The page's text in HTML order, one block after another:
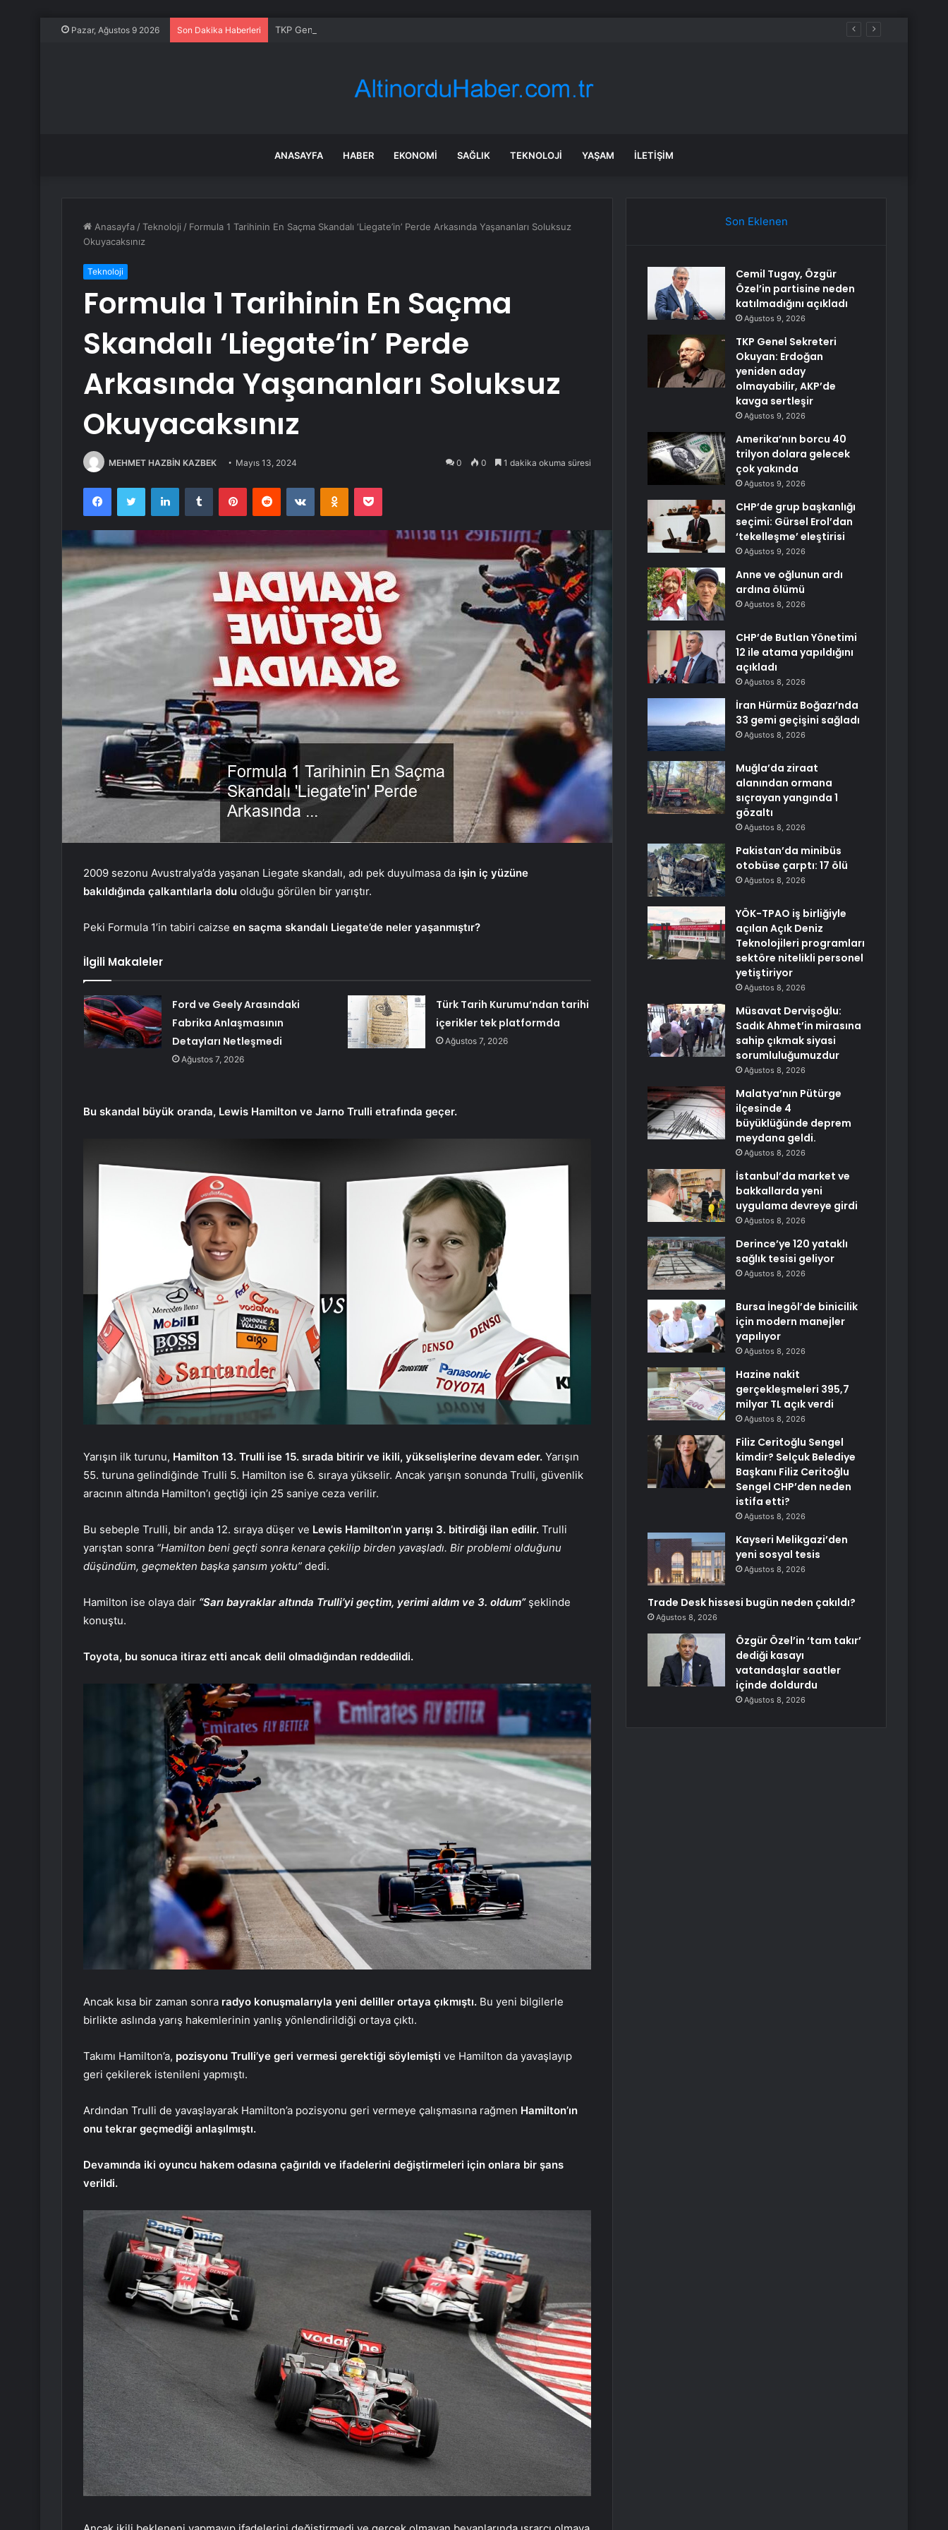
Pazar, Ağustos 9 2026 Son Dakika Haberleri TKP Genel Sekreteri Okuyan: Erdoğan yeniden aday olmayabilir, AKP’de kavga sertleşir
ANASAYFA HABER EKONOMI SAĞLIK TEKNOLOJI YAŞAM İLETIŞIM
Anasayfa /Teknoloji / Formula 1 Tarihinin En Saçma Skandalı ‘Liegate’in’ Perde Arkasında Yaşananları Soluksuz
Okuyacaksınız
Teknoloji
Formula 1 Tarihinin En Saçma
Skandalı ‘Liegate’in’ Perde
Arkasında Yaşananları Soluksuz
Okuyacaksınız
MEHMET HAZBİN KAZBEK Mayıs 13, 2024 0 0 1 dakika okuma süresi
FacebookTwitter LinkedInTumblr PinterestReddit VKontakteOdnoklassniki
Pocket
2009 sezonu Avustralya’da yaşanan Liegate skandalı, adı pek duyulmasa da işin iç yüzüne
bakıldığında çalkantılarla dolu olduğu görülen bir yarıştır.
Peki Formula 1’in tabiri caizse en saçma skandalı Liegate’de neler yaşanmıştır?
İlgili Makaleler
Ford ve Geely Arasındaki
Fabrika Anlaşmasının
Detayları Netleşmedi
Ağustos 7, 2026
Türk Tarih Kurumu’ndan tarihi
içerikler tek platformda
Ağustos 7, 2026
Bu skandal büyük oranda, Lewis Hamilton ve Jarno Trulli etrafında geçer.
Yarışın ilk turunu, Hamilton 13. Trulli ise 15. sırada bitirir ve ikili, yükselişlerine devam eder. Yarışın
55. turuna gelindiğinde Trulli 5. Hamilton ise 6. sıraya yükselir. Ancak yarışın sonunda Trulli, güvenlik
aracının altında Hamilton’ı geçtiği için 25 saniye ceza verilir.
Bu sebeple Trulli, bir anda 12. sıraya düşer ve Lewis Hamilton’ın yarışı 3. bitirdiği ilan edilir. Trulli
yarıştan sonra “Hamilton beni geçti sonra kenara çekilip birden yavaşladı. Bir problemi olduğunu
düşündüm, geçmekten başka şansım yoktu” dedi.
Hamilton ise olaya dair “Sarı bayraklar altında Trulli’yi geçtim, yerimi aldım ve 3. oldum”şeklinde
konuştu.
Toyota, bu sonuca itiraz etti ancak delil olmadığından reddedildi.
Ancak kısa bir zaman sonra radyo konuşmalarıyla yeni deliller ortaya çıkmıştı. Bu yeni bilgilerle
birlikte aslında yarış hakemlerinin yanlış yönlendirildiği ortaya çıktı.
Takımı Hamilton’a, pozisyonu Trulli’ye geri vermesi gerektiği söylemişti ve Hamilton da yavaşlayıp
geri çekilerek istenileni yapmıştı.
Ardından Trulli de yavaşlayarak Hamilton’a pozisyonu geri vermeye çalışmasına rağmen Hamilton’ın
onu tekrar geçmediği anlaşılmıştı.
Devamında iki oyuncu hakem odasına çağırıldı ve ifadelerini değiştirmeleri için onlara bir şans
verildi.
Son Eklenen
Cemil Tugay, Özgür
Özel’in partisine neden
katılmadığını açıkladı
Ağustos 9, 2026
TKP Genel Sekreteri
Okuyan: Erdoğan
yeniden aday
olmayabilir, AKP’de
kavga sertleşir
Ağustos 9, 2026
Amerika’nın borcu 40
trilyon dolara gelecek
çok yakında
Ağustos 9, 2026
CHP’de grup başkanlığı
seçimi: Gürsel Erol’dan
‘tekelleşme’ eleştirisi
Ağustos 9, 2026
Anne ve oğlunun ardı
ardına ölümü
Ağustos 8, 2026
CHP’de Butlan Yönetimi
12 ile atama yapıldığını
açıkladı
Ağustos 8, 2026
İran Hürmüz Boğazı’nda
33 gemi geçişini sağladı
Ağustos 8, 2026
Muğla’da ziraat
alanından ormana
sıçrayan yangında 1
gözaltı
Ağustos 8, 2026
Pakistan’da minibüs
otobüse çarptı: 17 ölü
Ağustos 8, 2026
YÖK-TPAO iş birliğiyle
açılan Açık Deniz
Teknolojileri programları
sektöre nitelikli personel
yetiştiriyor
Ağustos 8, 2026
Müsavat Dervişoğlu:
Sadık Ahmet’in mirasına
sahip çıkmak siyasi
sorumluluğumuzdur
Ağustos 8, 2026
Malatya’nın Pütürge
ilçesinde 4
büyüklüğünde deprem
meydana geldi.
Ağustos 8, 2026
İstanbul’da market ve
bakkallarda yeni
uygulama devreye girdi
Ağustos 8, 2026
Derince’ye 120 yataklı
sağlık tesisi geliyor
Ağustos 8, 2026
Bursa İnegöl’de binicilik
için modern manejler
yapılıyor
Ağustos 8, 2026
Hazine nakit
gerçekleşmeleri 395,7
milyar TL açık verdi
Ağustos 8, 2026
Filiz Ceritoğlu Sengel
kimdir? Selçuk Belediye
Başkanı Filiz Ceritoğlu
Sengel CHP’den neden
istifa etti?
Ağustos 8, 2026
Kayseri Melikgazi’den
yeni sosyal tesis
Ağustos 8, 2026
Trade Desk hissesi bugün neden çakıldı?
Ağustos 8, 2026
Özgür Özel’in ‘tam takır’
dediği kasayı
vatandaşlar saatler
içinde doldurdu
Ağustos 8, 2026